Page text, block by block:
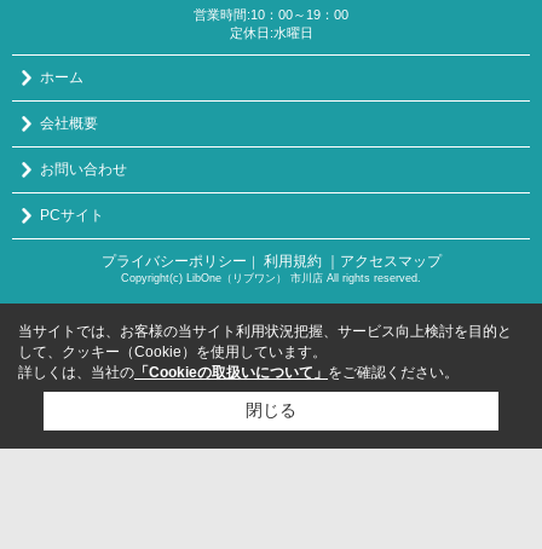
営業時間:10：00～19：00
定休日:水曜日
ホーム
会社概要
お問い合わせ
PCサイト
プライバシーポリシー ｜ 利用規約 ｜アクセスマップ
Copyright(c) LibOne（リブワン） 市川店 All rights reserved.
当サイトでは、お客様の当サイト利用状況把握、サービス向上検討を目的と
して、クッキー（Cookie）を使用しています。
詳しくは、当社の 「Cookieの取扱いについて」 をご確認ください。
閉じる